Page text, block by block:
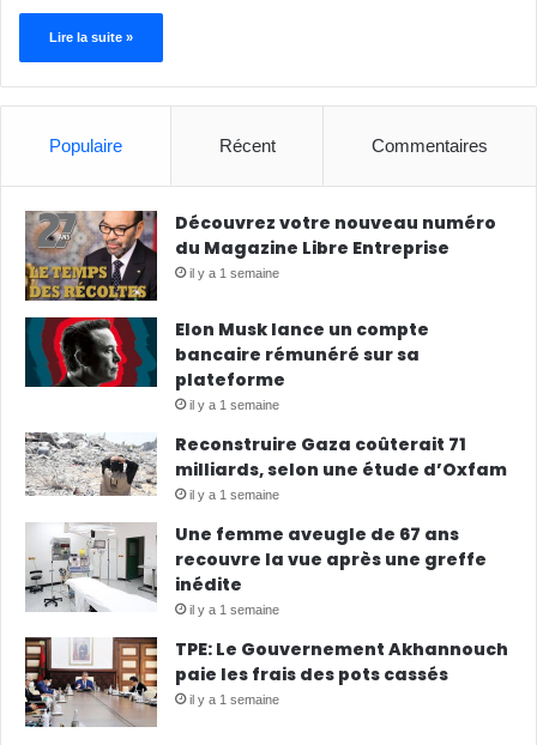
Lire la suite »
Populaire Récent Commentaires
Découvrez votre nouveau numéro
du Magazine Libre Entreprise
il y a 1 semaine
Elon Musk lance un compte
bancaire rémunéré sur sa
plateforme
il y a 1 semaine
Reconstruire Gaza coûterait 71
milliards, selon une étude d’Oxfam
il y a 1 semaine
Une femme aveugle de 67 ans
recouvre la vue après une greffe
inédite
il y a 1 semaine
TPE: Le Gouvernement Akhannouch
paie les frais des pots cassés
il y a 1 semaine